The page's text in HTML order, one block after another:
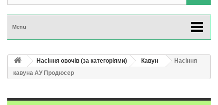
Menu
Насіння овочів (за категоріями) Кавун
Насіння
кавуна АУ Продюсер